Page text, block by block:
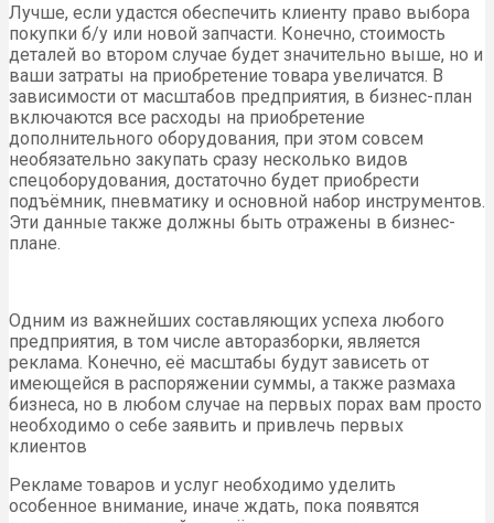
Лучше, если удастся обеспечить клиенту право выбора
покупки б/у или новой запчасти. Конечно, стоимость
деталей во втором случае будет значительно выше, но и
ваши затраты на приобретение товара увеличатся. В
зависимости от масштабов предприятия, в бизнес-план
включаются все расходы на приобретение
дополнительного оборудования, при этом совсем
необязательно закупать сразу несколько видов
спецоборудования, достаточно будет приобрести
подъёмник, пневматику и основной набор инструментов.
Эти данные также должны быть отражены в бизнес-
плане.
Одним из важнейших составляющих успеха любого
предприятия, в том числе авторазборки, является
реклама. Конечно, её масштабы будут зависеть от
имеющейся в распоряжении суммы, а также размаха
бизнеса, но в любом случае на первых порах вам просто
необходимо о себе заявить и привлечь первых
клиентов
Рекламе товаров и услуг необходимо уделить
особенное внимание, иначе ждать, пока появятся